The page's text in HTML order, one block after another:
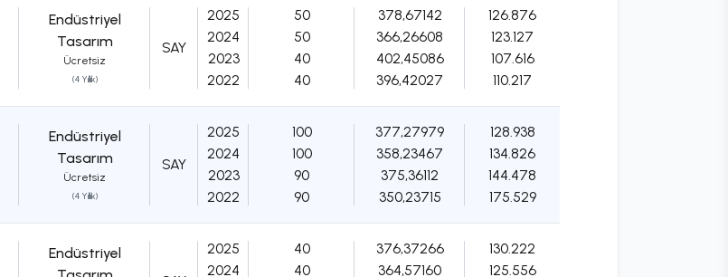
Endüstriyel
Tasarım
Ücretsiz
(4 Yıllık)
SAY
2025
2024
2023
2022
50
50
40
40
378,67142
366,26608
402,45086
396,42027
126.876
123.127
107.616
110.217
Endüstriyel
Tasarım
Ücretsiz
(4 Yıllık)
SAY
2025
2024
2023
2022
100
100
90
90
377,27979
358,23467
375,36112
350,23715
128.938
134.826
144.478
175.529
Endüstriyel
2025
2024
40
40
376,37266
364,57160
130.222
125.556